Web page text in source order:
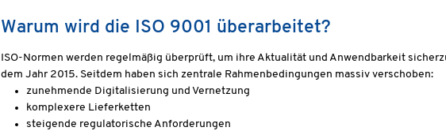
Warum wird die ISO 9001 überarbeitet?
ISO-Normen werden regelmäßig überprüft, um ihre Aktualität und Anwendbarkeit
dem Jahr 2015. Seitdem haben sich zentrale Rahmenbedingungen massiv verschoben:
zunehmende Digitalisierung und Vernetzung
komplexere Lieferketten
steigende regulatorische Anforderungen